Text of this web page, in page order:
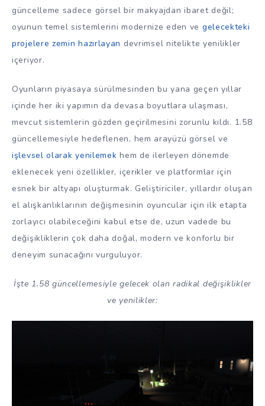
güncelleme sadece görsel bir makyajdan ibaret değil;
oyunun temel sistemlerini modernize eden ve gelecekteki
projelere zemin hazırlayan devrimsel nitelikte yenilikler
içeriyor.
Oyunların piyasaya sürülmesinden bu yana geçen yıllar
içinde her iki yapımın da devasa boyutlara ulaşması,
mevcut sistemlerin gözden geçirilmesini zorunlu kıldı. 1.58
güncellemesiyle hedeflenen, hem arayüzü görsel ve
işlevsel olarak yenilemek hem de ilerleyen dönemde
eklenecek yeni özellikler, içerikler ve platformlar için
esnek bir altyapı oluşturmak. Geliştiriciler, yıllardır oluşan
el alışkanlıklarının değişmesinin oyuncular için ilk etapta
zorlayıcı olabileceğini kabul etse de, uzun vadede bu
değişikliklerin çok daha doğal, modern ve konforlu bir
deneyim sunacağını vurguluyor.
İşte 1.58 güncellemesiyle gelecek olan radikal değişiklikler
ve yenilikler: